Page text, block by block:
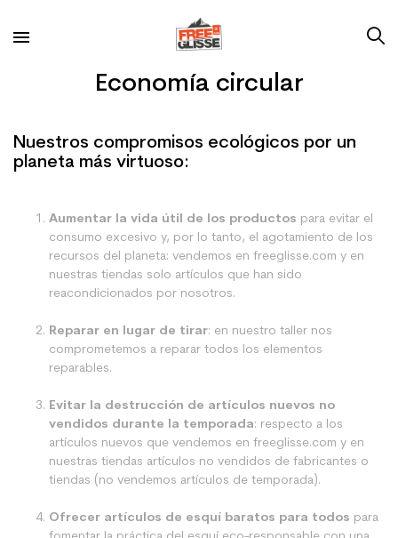
Economía circular
Nuestros compromisos ecológicos por un
planeta más virtuoso:
Aumentar la vida útil de los productos para evitar el
consumo excesivo y, por lo tanto, el agotamiento de los
recursos del planeta: vendemos en freeglisse.com y en
nuestras tiendas solo artículos que han sido
reacondicionados por nosotros.
Reparar en lugar de tirar: en nuestro taller nos
comprometemos a reparar todos los elementos
reparables.
Evitar la destrucción de artículos nuevos no
vendidos durante la temporada: respecto a los
artículos nuevos que vendemos en freeglisse.com y en
nuestras tiendas artículos no vendidos de fabricantes o
tiendas (no vendemos artículos de temporada).
Ofrecer artículos de esquí baratos para todos para